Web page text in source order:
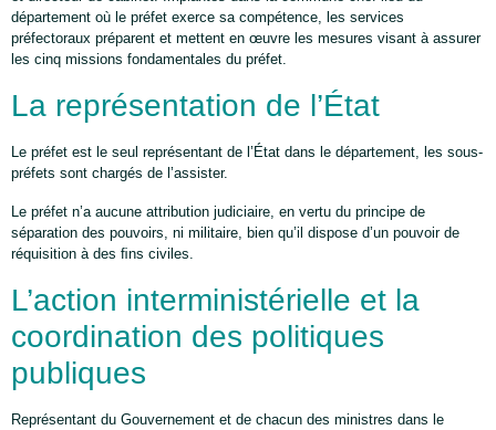
département où le préfet exerce sa compétence, les services
préfectoraux préparent et mettent en œuvre les mesures visant à assurer
les cinq missions fondamentales du préfet.
La représentation de l’État
Le préfet est le seul représentant de l’État dans le département, les sous-
préfets sont chargés de l’assister.
Le préfet n’a aucune attribution judiciaire, en vertu du principe de
séparation des pouvoirs, ni militaire, bien qu’il dispose d’un pouvoir de
réquisition à des ﬁns civiles.
L’action interministérielle et la
coordination des politiques
publiques
Représentant du Gouvernement et de chacun des ministres dans le